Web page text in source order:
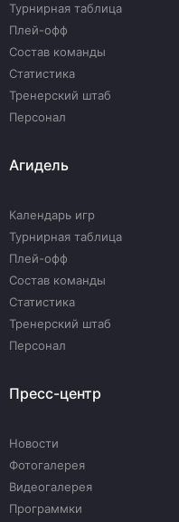
Турнирная таблица
Плей-офф
Состав команды
Статистика
Тренерский штаб
Персонал
Агидель
Календарь игр
Турнирная таблица
Плей-офф
Состав команды
Статистика
Тренерский штаб
Персонал
Пресс-центр
Новости
Фотогалерея
Видеогалерея
Программки